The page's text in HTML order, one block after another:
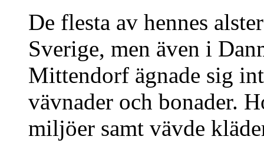
De flesta av hennes
Sverige, men även i
Mittendorf ägnade sig
vävnader och bonader.
miljöer samt vävde